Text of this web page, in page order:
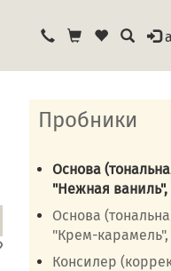
Пробники
Основа
"Нежная
Основа
"Крем-
Консилер